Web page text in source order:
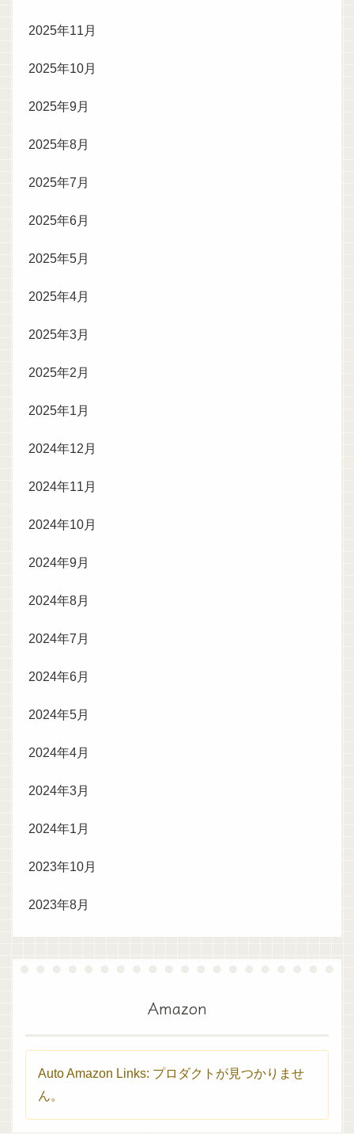
2025年11月
2025年10月
2025年9月
2025年8月
2025年7月
2025年6月
2025年5月
2025年4月
2025年3月
2025年2月
2025年1月
2024年12月
2024年11月
2024年10月
2024年9月
2024年8月
2024年7月
2024年6月
2024年5月
2024年4月
2024年3月
2024年1月
2023年10月
2023年8月
Amazon
Auto Amazon Links: プロダクトが見つかりませ
ん。